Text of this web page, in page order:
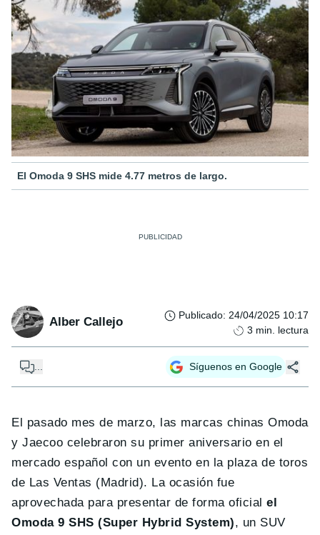
El Omoda 9 SHS mide 4.77 metros de largo.
Alber Callejo Publicado: 24/04/2025 10:17
3 min. lectura
... Síguenos en Google
El pasado mes de marzo, las marcas chinas Omoda
y Jaecoo celebraron su primer aniversario en el
mercado español con un evento en la plaza de toros
de Las Ventas (Madrid). La ocasión fue
aprovechada para presentar de forma oficialel
Omoda 9 SHS (Super Hybrid System), un SUV